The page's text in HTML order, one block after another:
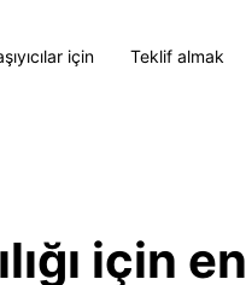
için Teklif almak
için